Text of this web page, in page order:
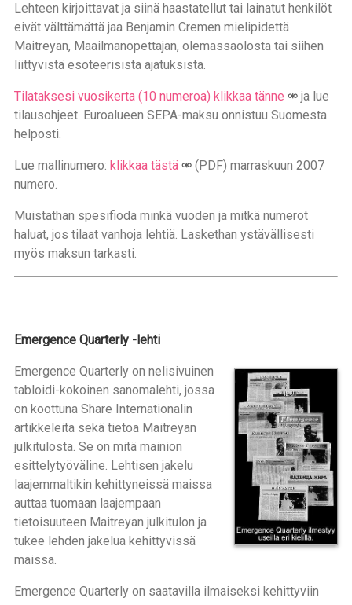
Lehteen kirjoittavat ja siinä haastatellut tai lainatut henkilöt
eivät välttämättä jaa Benjamin Cremen mielipidettä
Maitreyan, Maailmanopettajan, olemassaolosta tai siihen
liittyvistä esoteerisista ajatuksista.
Tilataksesi vuosikerta (10 numeroa) klikkaa tänne
ja lue
tilausohjeet. Euroalueen SEPA-maksu onnistuu Suomesta
helposti.
Lue mallinumero: klikkaa tästä
(PDF) marraskuun 2007
numero.
Muistathan spesifioda minkä vuoden ja mitkä numerot
haluat, jos tilaat vanhoja lehtiä. Laskethan ystävällisesti
myös maksun tarkasti.
Emergence Quarterly -lehti
Emergence Quarterly on nelisivuinen
tabloidi-kokoinen sanomalehti, jossa
on koottuna Share Internationalin
artikkeleita sekä tietoa Maitreyan
julkitulosta. Se on mitä mainion
esittelytyöväline. Lehtisen jakelu
laajemmaltikin kehittyneissä maissa
auttaa tuomaan laajempaan
tietoisuuteen Maitreyan julkitulon ja
tukee lehden jakelua kehittyvissä
maissa.
Emergence Quarterly on saatavilla ilmaiseksi kehittyviin